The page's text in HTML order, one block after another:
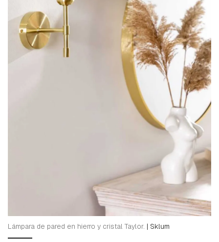
Lámpara de pared en hierro y cristal Taylor. | Sklum